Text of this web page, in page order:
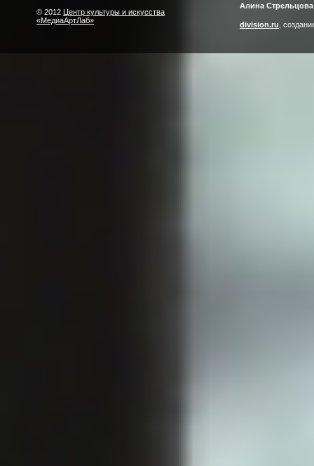
© 2012 Центр культуры и искусства
«МедиаАртЛаб»
Алина Стрельцова
division.ru ,